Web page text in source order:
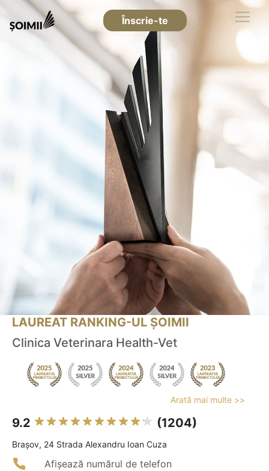
Înscrie-te
LAUREAT RANKING-UL ȘOIMII
Clinica Veterinara Health-Vet
Arată mai multe >>
9.2 (1204)
Braşov, 24 Strada Alexandru Ioan Cuza
Afișează numărul de telefon